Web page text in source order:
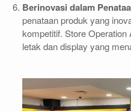
Berinovasi dalam
penataan produk yang
kompetitif. Store
letak dan display yang